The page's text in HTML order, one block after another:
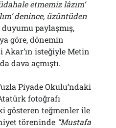
etmemiz lâzım’
denince, üzüntüden
paylaşmış,
göre, dönemin
Akar’ın isteğiyle Metin
dava açmıştı.
Piyade Okulu’ndaki
fotoğrafı
gösteren teğmenler ile
töreninde “Mustafa